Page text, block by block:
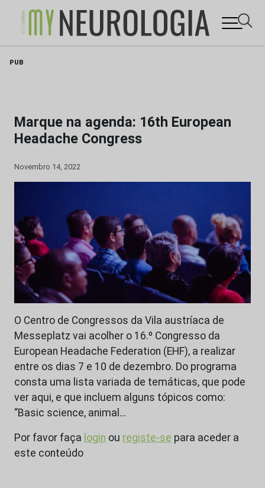
PUB
Marque na agenda: 16th European
Headache Congress
Novembro 14, 2022
O Centro de Congressos da Vila austríaca de
Messeplatz vai acolher o 16.º Congresso da
European Headache Federation (EHF), a realizar
entre os dias 7 e 10 de dezembro. Do programa
consta uma lista variada de temáticas, que pode
ver aqui, e que incluem alguns tópicos como:
“Basic science, animal…
Por favor faça login ou registe-se para aceder a
este conteúdo